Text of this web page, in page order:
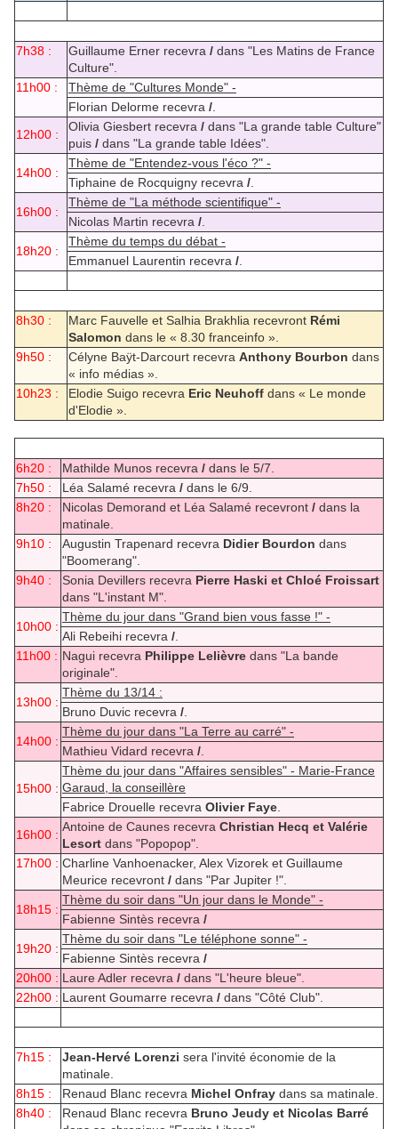
7h38 : Guillaume Erner recevra / dans "Les Matins de France
Culture".
11h00 :
Thème de "Cultures Monde" -
Florian Delorme recevra /
12h00 :
Olivia Giesbert recevra / dans "La grande table Culture"
puis / dans "La grande table Idées".
14h00 :
Thème de "Entendez-vous l'éco ?" -
Tiphaine de Rocquigny recevra /
16h00 :
Thème de "La méthode scientifique" -
Nicolas Martin recevra /
18h20 :
Thème du temps du débat -
Emmanuel Laurentin recevra /
8h30 : Marc Fauvelle et Salhia Brakhlia recevront Rémi
Salomon dans le « 8.30 franceinfo ».
9h50 :
Célyne Baÿt-Darcourt recevra Anthony Bourbon dans
« info médias ».
10h23 :
Elodie Suigo recevra Eric Neuhoff dans « Le monde
d'Elodie ».
6h20 : Mathilde Munos recevra / dans le 5/7.
7h50 :
Léa Salamé recevra / dans le 6/9.
8h20 :
Nicolas Demorand et Léa Salamé recevront / dans la
matinale.
9h10 :
Augustin Trapenard recevra Didier Bourdon dans
"Boomerang".
9h40 :
Sonia Devillers recevra Pierre Haski et Chloé Froissart
dans "L'instant M".
10h00 :
Thème du jour dans "Grand bien vous fasse !" -
Ali Rebeihi recevra /
11h00 : Nagui recevra Philippe Lelièvre dans "La bande
originale".
13h00 :
Thème du 13/14 :
Bruno Duvic recevra /
14h00 :
Thème du jour dans "La Terre au carré" -
Mathieu Vidard recevra /
15h00 :
Thème du jour dans "Affaires sensibles" - Marie-France
Garaud, la conseillère
Fabrice Drouelle recevra Olivier Faye
16h00 :
Antoine de Caunes recevra Christian Hecq et Valérie
Lesort dans "Popopop".
17h00 : Charline Vanhoenacker, Alex Vizorek et Guillaume
Meurice recevront / dans "Par Jupiter !".
18h15 :
Thème du soir dans "Un jour dans le Monde" -
Fabienne Sintès recevra /
19h20 :
Thème du soir dans "Le téléphone sonne" -
Fabienne Sintès recevra /
20h00 : Laure Adler recevra / dans "L'heure bleue".
22h00 : Laurent Goumarre recevra / dans "Côté Club".
7h15 : Jean-Hervé Lorenzi sera l'invité économie de la
matinale.
8h15 :
Renaud Blanc recevra Michel Onfray dans sa matinale.
8h40 :
Renaud Blanc recevra Bruno Jeudy et Nicolas Barré